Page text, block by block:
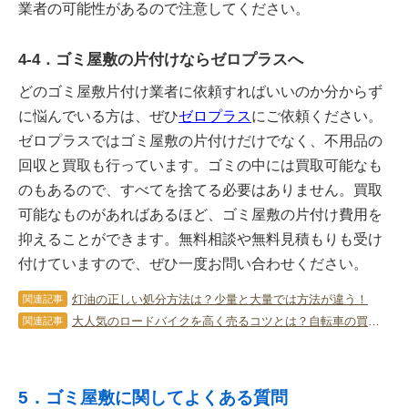
業者の可能性があるので注意してください。
4-4．ゴミ屋敷の片付けならゼロプラスへ
どのゴミ屋敷片付け業者に依頼すればいいのか分からず
に悩んでいる方は、ぜひゼロプラスにご依頼ください。
ゼロプラスではゴミ屋敷の片付けだけでなく、不用品の
回収と買取も行っています。ゴミの中には買取可能なも
のもあるので、すべてを捨てる必要はありません。買取
可能なものがあればあるほど、ゴミ屋敷の片付け費用を
抑えることができます。無料相談や無料見積もりも受け
付けていますので、ぜひ一度お問い合わせください。
関連記事 灯油の正しい処分方法は？少量と大量では方法が違う！
関連記事
5．ゴミ屋敷に関してよくある質問